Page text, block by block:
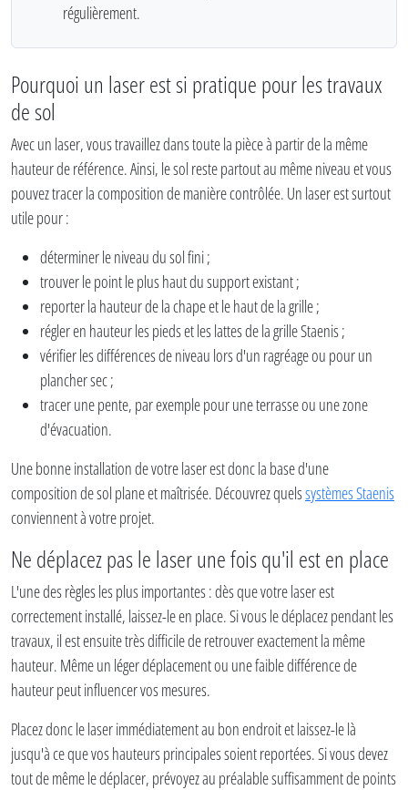
régulièrement.
Pourquoi un laser est si pratique pour les travaux
de sol
Avec un laser, vous travaillez dans toute la pièce à partir de la même
hauteur de référence. Ainsi, le sol reste partout au même niveau et vous
pouvez tracer la composition de manière contrôlée. Un laser est surtout
utile pour :
déterminer le niveau du sol fini ;
trouver le point le plus haut du support existant ;
reporter la hauteur de la chape et le haut de la grille ;
régler en hauteur les pieds et les lattes de la grille Staenis ;
vérifier les différences de niveau lors d'un ragréage ou pour un
plancher sec ;
tracer une pente, par exemple pour une terrasse ou une zone
d'évacuation.
Une bonne installation de votre laser est donc la base d'une
composition de sol plane et maîtrisée. Découvrez quelssystèmes Staenis
conviennent à votre projet.
Ne déplacez pas le laser une fois qu'il est en place
L'une des règles les plus importantes : dès que votre laser est
correctement installé, laissez-le en place. Si vous le déplacez pendant les
travaux, il est ensuite très difficile de retrouver exactement la même
hauteur. Même un léger déplacement ou une faible différence de
hauteur peut influencer vos mesures.
Placez donc le laser immédiatement au bon endroit et laissez-le là
jusqu'à ce que vos hauteurs principales soient reportées. Si vous devez
tout de même le déplacer, prévoyez au préalable suffisamment de points